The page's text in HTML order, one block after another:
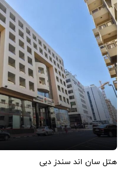
هتل سان اند سندز دبی